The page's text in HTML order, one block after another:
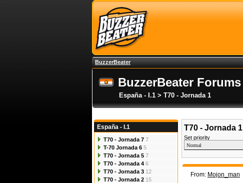
BuzzerBeater
BuzzerBeater Forums
España - I.1 > T70 - Jornada 1
España - I.1
T70 - Jornada 7 7
T-70 Jornada 6 5
T70 - Jornada 5 7
T70 - Jornada 4 6
T70 - Jornada 3 12
T70 - Jornada 2 15
T70 - Jornada 1
Set priority
From: Mojon_man